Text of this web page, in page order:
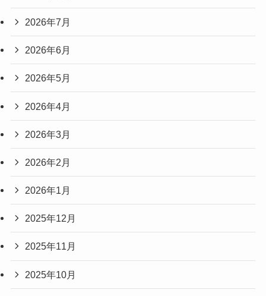
2026年7月
2026年6月
2026年5月
2026年4月
2026年3月
2026年2月
2026年1月
2025年12月
2025年11月
2025年10月